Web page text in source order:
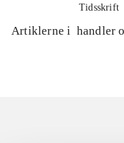
Tidsskrift
Artiklerne i handler